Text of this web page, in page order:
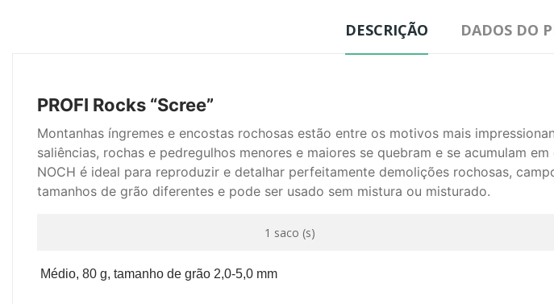
DESCRIÇÃO DADOS DO
PROFI Rocks “Scree”
Montanhas íngremes e encostas rochosas estão entre os motivos mais
saliências, rochas e pedregulhos menores e maiores se quebram e se acumulam
NOCH é ideal para reproduzir e detalhar perfeitamente demolições rochosas,
tamanhos de grão diferentes e pode ser usado sem mistura ou misturado.
1 saco (s)
Médio, 80 g, tamanho de grão 2,0-5,0 mm